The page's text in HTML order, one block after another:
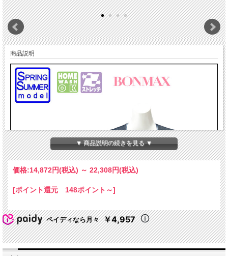
商品説明
▼ 商品説明の続きを見る ▼
価格:14,872円(税込) ～ 22,308円(税込)
[ポイント還元 148ポイント～]
ペイディなら月々 ￥4,957